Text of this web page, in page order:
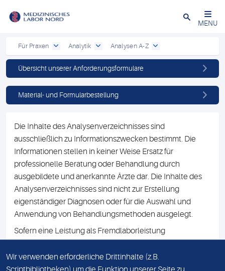
Schließen
MENU
Für Praxen Analytik Analysen A-Z
Übersicht unserer Anforderungsformulare
Material- und Formularbestellung
Die Inhalte des Analysenverzeichnisses sind
ausschließlich zu Informationszwecken bestimmt. Die
Informationen stellen in keiner Weise Ersatz für
professionelle Beratung oder Behandlung durch
ausgebildete und anerkannte Ärzte dar. Die Inhalte des
Analysenverzeichnisses sind nicht zur Erstellung
eigenständiger Diagnosen oder für die Auswahl und
Anwendung von Behandlungsmethoden ausgelegt.
Sofern eine Leistung als Fremdlaborleistung
Namen des Fremdlabors mit. Mit der Beauftragung der
Fremdlaborleistung erklären Sie sich mit dieser
Wir verwenden erforderliche Drittinhalte (z.B.